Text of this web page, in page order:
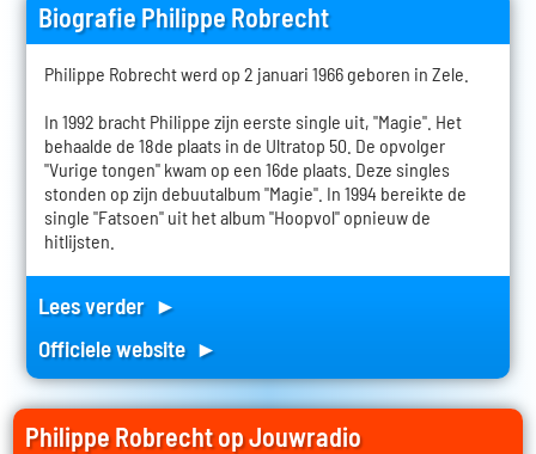
Biografie Philippe Robrecht
Philippe Robrecht werd op 2 januari 1966 geboren in Zele.
In 1992 bracht Philippe zijn eerste single uit, "Magie". Het
behaalde de 18de plaats in de Ultratop 50. De opvolger
"Vurige tongen" kwam op een 16de plaats. Deze singles
stonden op zijn debuutalbum "Magie". In 1994 bereikte de
single "Fatsoen" uit het album "Hoopvol" opnieuw de
hitlijsten.
Lees verder ►
Officiele website ►
Philippe Robrecht op Jouwradio